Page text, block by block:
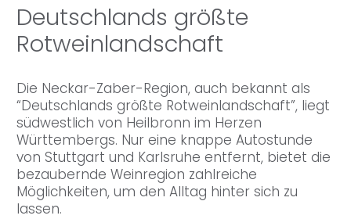
Deutschlands größte
Rotweinlandschaft
Die Neckar-Zaber-Region, auch bekannt als
“Deutschlands größte Rotweinlandschaft”, liegt
südwestlich von Heilbronn im Herzen
Württembergs. Nur eine knappe Autostunde
von Stuttgart und Karlsruhe entfernt, bietet die
bezaubernde Weinregion zahlreiche
Möglichkeiten, um den Alltag hinter sich zu
lassen.